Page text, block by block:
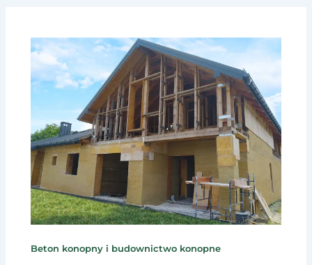
Beton konopny i budownictwo konopne